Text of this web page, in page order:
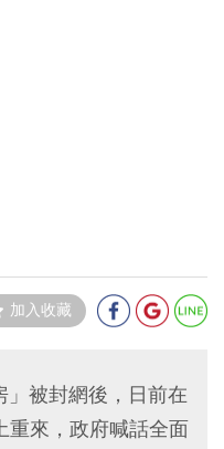
加入收藏
被封網後，日前在
重來，政府喊話全面